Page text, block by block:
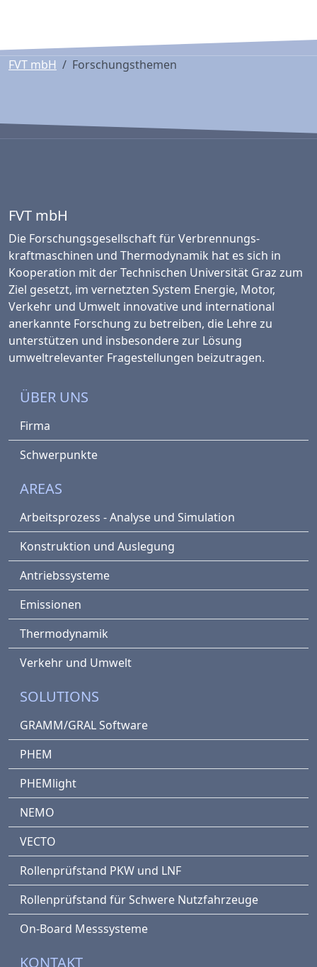
FVT mbH Forschungsthemen
FVT mbH
Die Forschungsgesellschaft für Verbrennungs­
kraftmaschinen und Thermo­dynamik hat es sich in
Kooperation mit der Technischen Universität Graz zum
Ziel gesetzt, im vernetzten System Energie, Motor,
Verkehr und Umwelt innovative und international
anerkannte Forschung zu betreiben, die Lehre zu
unterstützen und insbesondere zur Lösung
umweltrelevanter Fragestellungen beizutragen.
ÜBER UNS
Firma
Schwerpunkte
AREAS
Arbeitsprozess - Analyse und Simulation
Konstruktion und Auslegung
Antriebssysteme
Emissionen
Thermodynamik
Verkehr und Umwelt
SOLUTIONS
GRAMM/GRAL Software
PHEM
PHEMlight
NEMO
VECTO
Rollenprüfstand PKW und LNF
Rollenprüfstand für Schwere Nutzfahrzeuge
On-Board Messsysteme
KONTAKT